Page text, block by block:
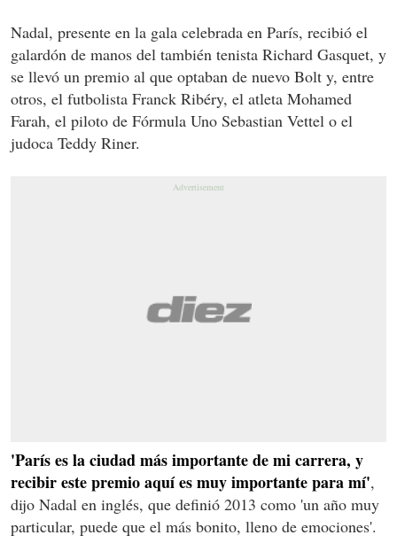
Nadal, presente en la gala celebrada en París, recibió el
galardón de manos del también tenista Richard Gasquet, y
se llevó un premio al que optaban de nuevo Bolt y, entre
otros, el futbolista Franck Ribéry, el atleta Mohamed
Farah, el piloto de Fórmula Uno Sebastian Vettel o el
judoca Teddy Riner.
'París es la ciudad más importante de mi carrera, y
recibir este premio aquí es muy importante para mí',
dijo Nadal en inglés, que definió 2013 como 'un año muy
particular, puede que el más bonito, lleno de emociones'.